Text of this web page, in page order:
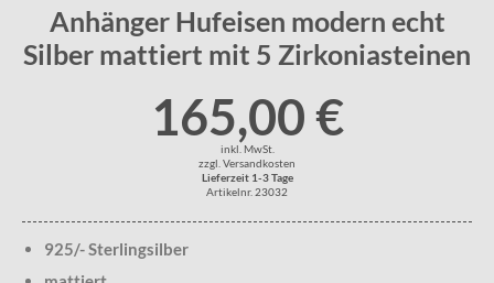
Anhänger Hufeisen modern echt
Silber mattiert mit 5 Zirkoniasteinen
165,00 €
inkl. MwSt.
zzgl. Versandkosten
Lieferzeit 1-3 Tage
Artikelnr. 23032
925/- Sterlingsilber